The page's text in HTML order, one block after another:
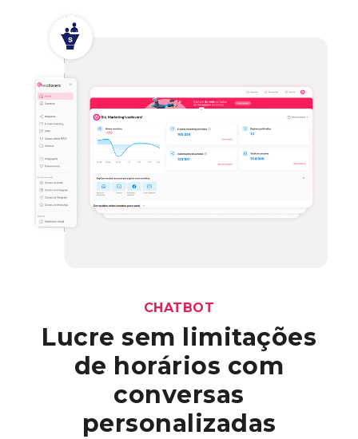
CHATBOT
Lucre sem limitações
de horários com
conversas
personalizadas